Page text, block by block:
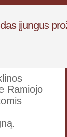
įjungus
Ramiojo